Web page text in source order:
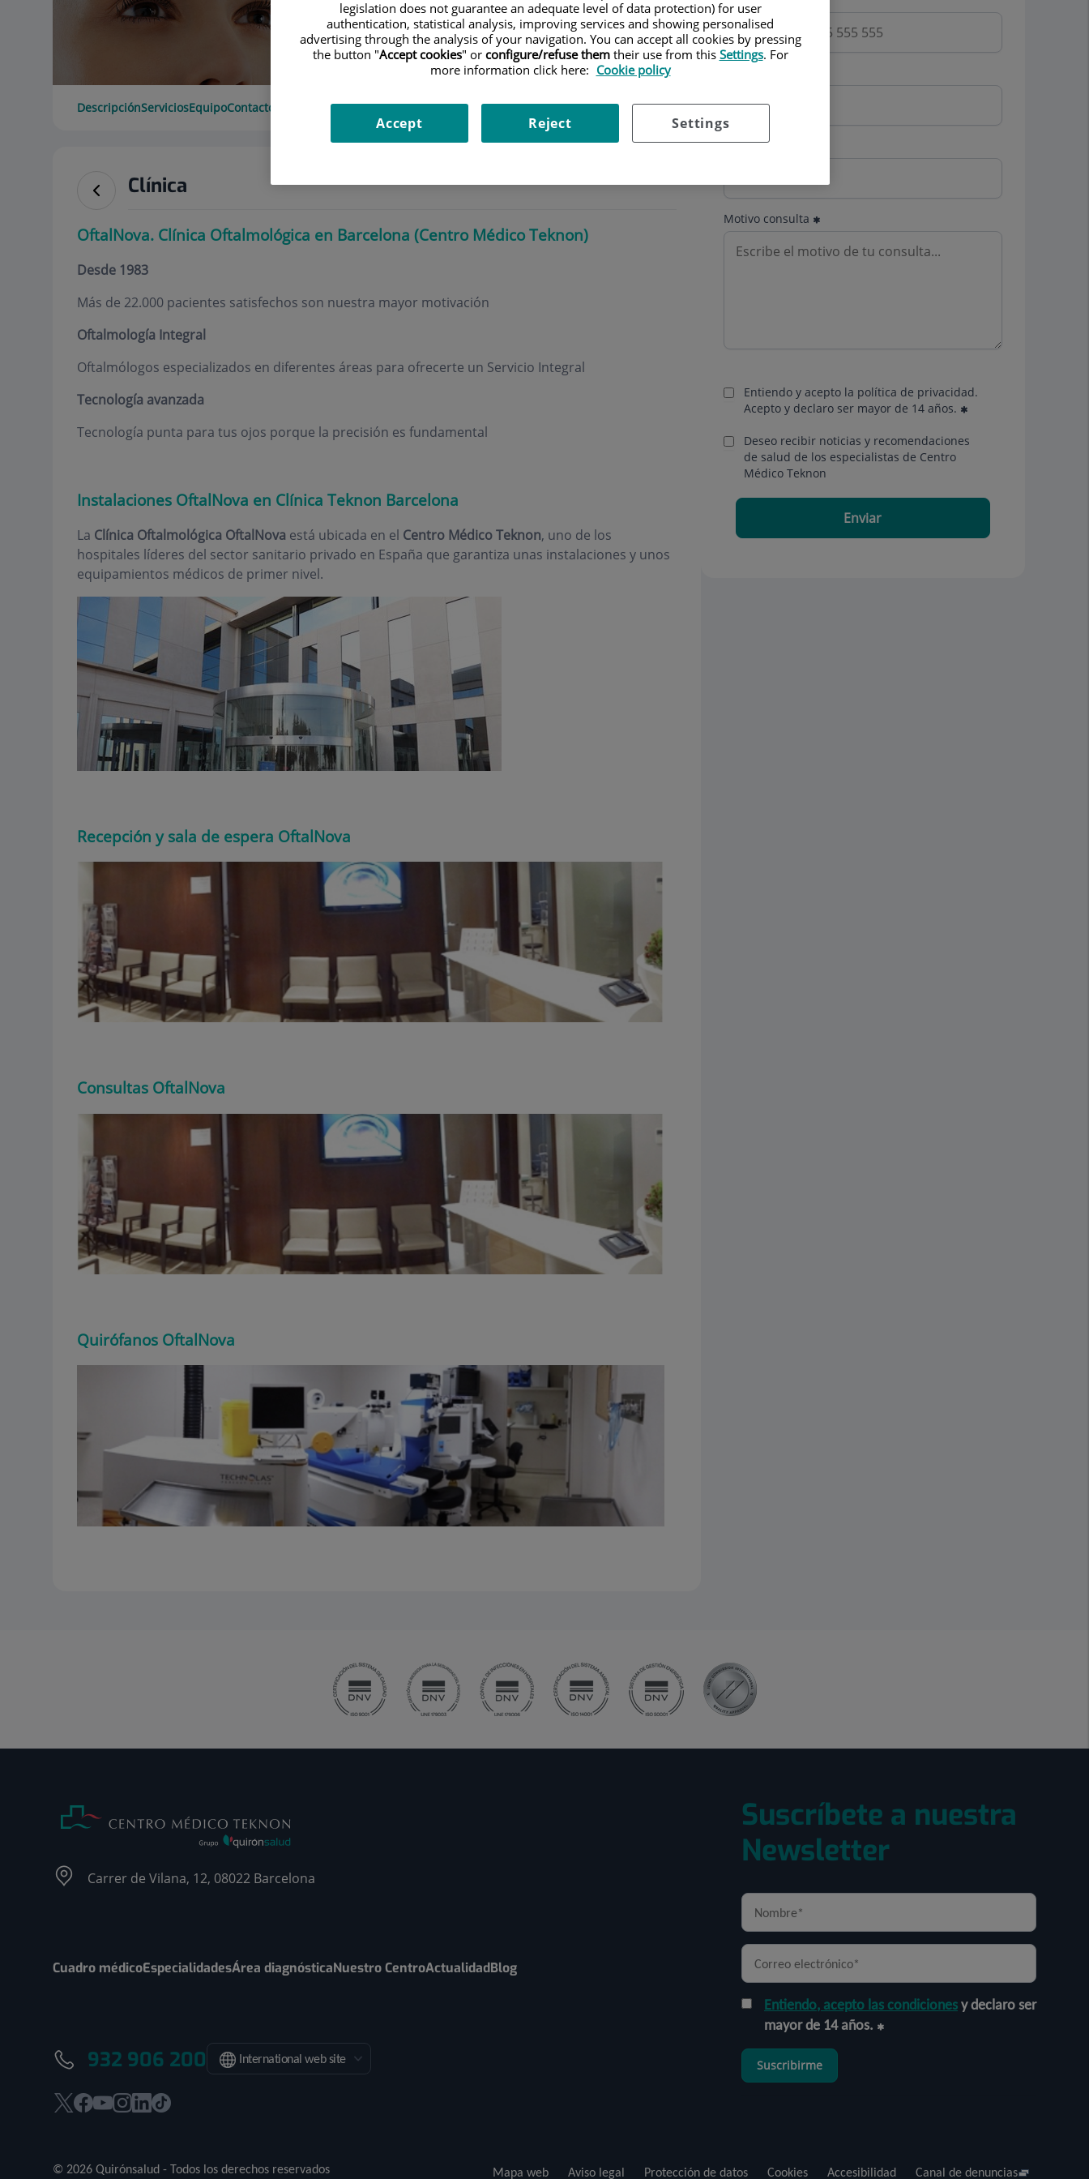
DescripciónServiciosEquipoContacto Datos de interésHorario
Clínica
OftalNova. Clínica Oftalmológica en Barcelona (Centro Médico Teknon)
Desde 1983
Más de 22.000 pacientes satisfechos son nuestra mayor motivación
Oftalmología Integral
Oftalmólogos especializados en diferentes áreas para ofrecerte un Servicio Integral
Tecnología avanzada
Tecnología punta para tus ojos porque la precisión es fundamental
Instalaciones OftalNova en Clínica Teknon Barcelona
La Clínica Oftalmológica OftalNova está ubicada en el Centro Médico Teknon, uno de los
hospitales líderes del sector sanitario privado en España que garantiza unas instalaciones y unos
equipamientos médicos de primer nivel.
Recepción y sala de espera OftalNova
Consultas OftalNova
Quirófanos OftalNova
Mutua
Motivo consulta
Entiendo y acepto la política de privacidad.
Acepto y declaro ser mayor de 14 años.
Deseo recibir noticias y recomendaciones
de salud de los especialistas de Centro
Médico Teknon
Enviar
Carrer de Vilana, 12, 08022 Barcelona
Cuadro médicoEspecialidadesÁrea diagnósticaNuestro CentroActualidadBlog
932 906 200 International web site
se se se se
una
Suscríbete a nuestra
Newsletter
Entiendo, acepto las condicionesy declaro ser
mayor de 14 años.
Suscribirme
© 2026 Quirónsalud - Todos los derechos reservados Mapa web Aviso legal Protección de datos Cookies Accesibilidad Canal de denuncias
legislation does not guarantee an adequate level of data protection) for user
authentication, statistical analysis, improving services and showing personalised
advertising through the analysis of your navigation. You can accept all cookies by pressing
the button "Accept cookies" or configure/refuse themtheir use from this Settings. For
more information click here: Cookie policy
Settings
Reject
Accept